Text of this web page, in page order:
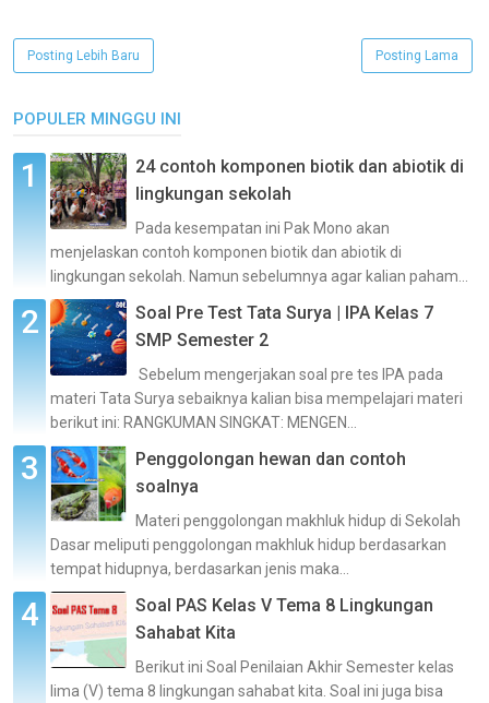
Posting Lebih Baru Posting Lama
POPULER MINGGU INI
24 contoh komponen biotik dan abiotik di
lingkungan sekolah
Pada kesempatan ini Pak Mono akan
menjelaskan contoh komponen biotik dan abiotik di
lingkungan sekolah. Namun sebelumnya agar kalian paham...
Soal Pre Test Tata Surya | IPA Kelas 7
SMP Semester 2
Sebelum mengerjakan soal pre tes IPA pada
materi Tata Surya sebaiknya kalian bisa mempelajari materi
berikut ini: RANGKUMAN SINGKAT: MENGEN...
Penggolongan hewan dan contoh
soalnya
Materi penggolongan makhluk hidup di Sekolah
Dasar meliputi penggolongan makhluk hidup berdasarkan
tempat hidupnya, berdasarkan jenis maka...
Soal PAS Kelas V Tema 8 Lingkungan
Sahabat Kita
Berikut ini Soal Penilaian Akhir Semester kelas
lima (V) tema 8 lingkungan sahabat kita. Soal ini juga bisa